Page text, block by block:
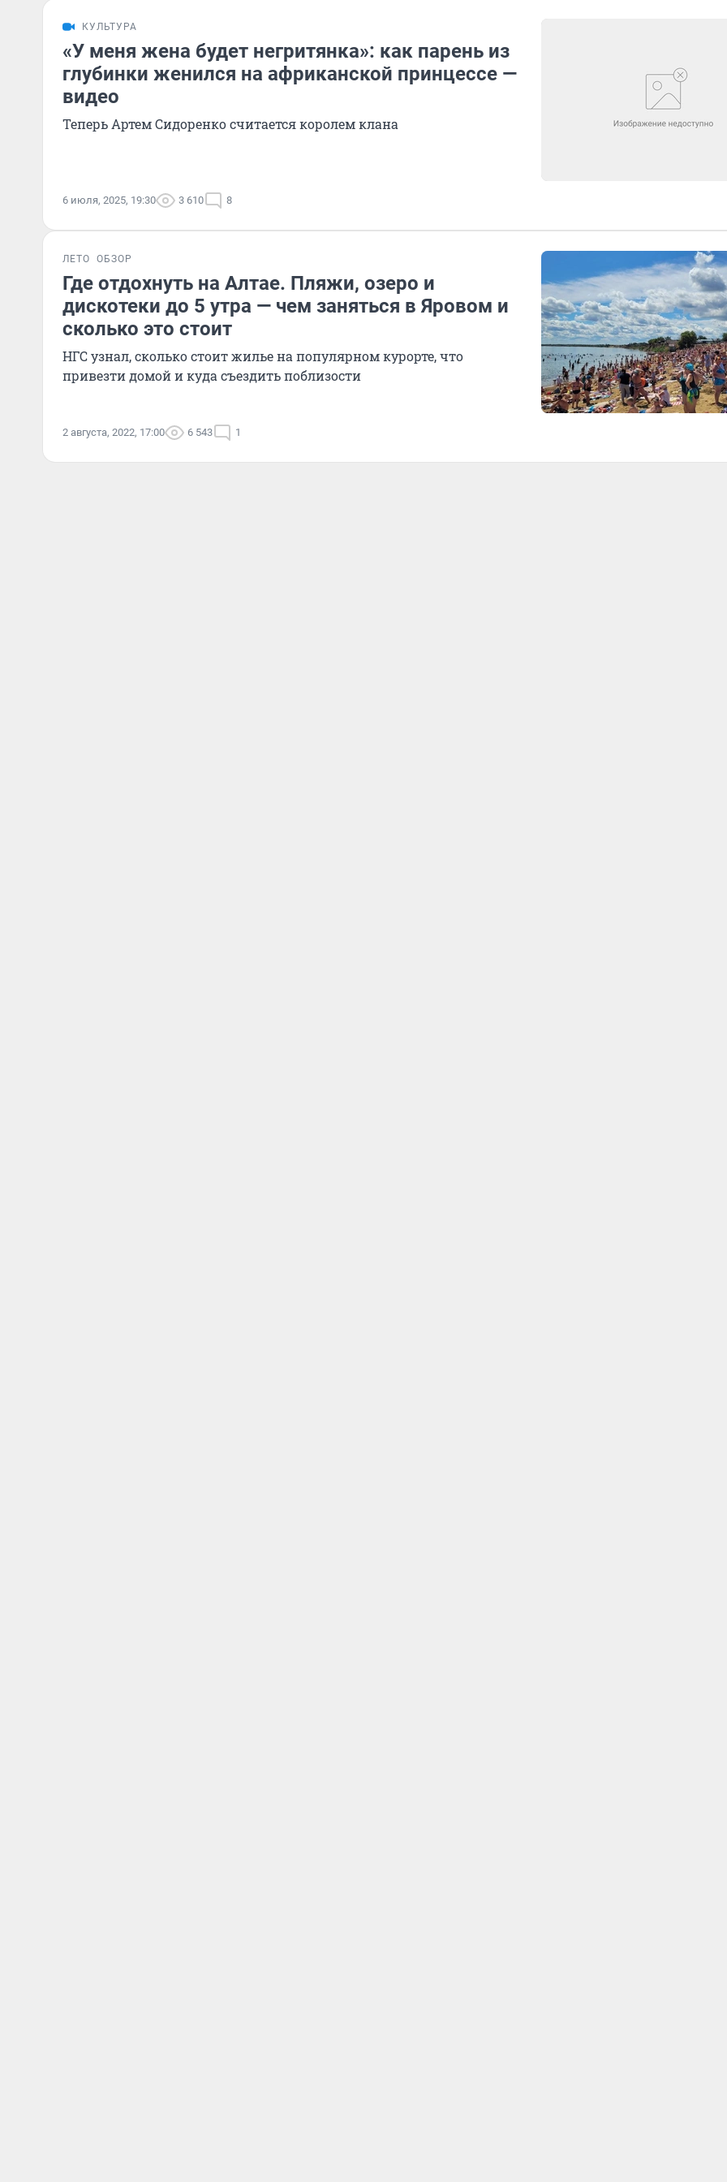
КУЛЬТУРА
«У меня жена будет негритянка»: как парень из
глубинки женился на африканской принцессе —
видео
Теперь Артем Сидоренко считается королем клана
6 июля, 2025, 19:30 3 610 8
ЛЕТО ОБЗОР
Где отдохнуть на Алтае. Пляжи, озеро и
дискотеки до 5 утра — чем заняться в Яровом и
сколько это стоит
НГС узнал, сколько стоит жилье на популярном курорте, что
привезти домой и куда съездить поблизости
2 августа, 2022, 17:00 6 543 1